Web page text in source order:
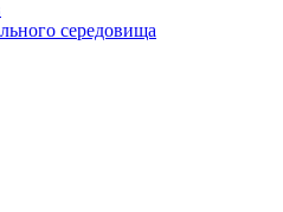
середовища